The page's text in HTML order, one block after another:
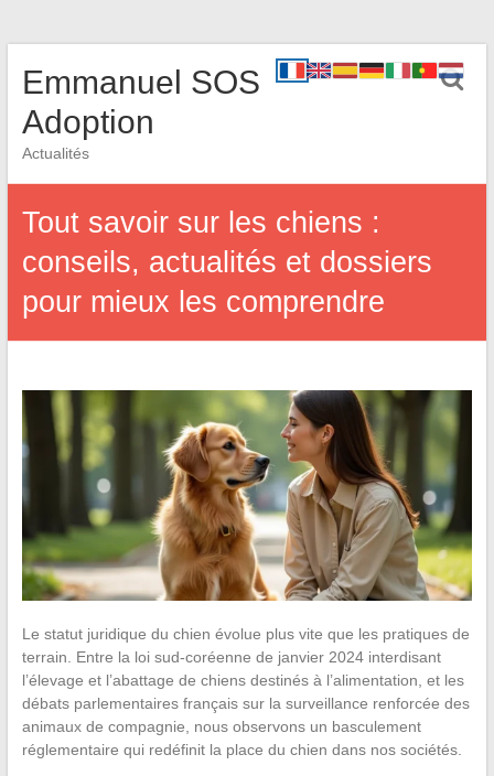
Emmanuel SOS
Adoption
Actualités
Tout savoir sur les chiens :
conseils, actualités et dossiers
pour mieux les comprendre
Le statut juridique du chien évolue plus vite que les pratiques de
terrain. Entre la loi sud-coréenne de janvier 2024 interdisant
l’élevage et l’abattage de chiens destinés à l’alimentation, et les
débats parlementaires français sur la surveillance renforcée des
animaux de compagnie, nous observons un basculement
réglementaire qui redéfinit la place du chien dans nos sociétés.